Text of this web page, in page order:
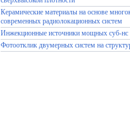
Керамические материалы на основе
современных радиолокационных систем
Инжекционные источники мощных суб-нс
Фотоотклик двумерных систем на